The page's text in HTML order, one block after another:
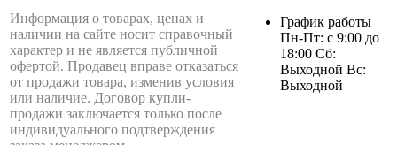
Информация о товарах, ценах и
наличии на сайте носит справочный
характер и не является публичной
офертой. Продавец вправе отказаться
от продажи товара, изменив условия
или наличие. Договор купли-
продажи заключается только после
индивидуального подтверждения
График работы
Пн-Пт: с 9:00 до
18:00 Сб:
Выходной Вс:
Выходной